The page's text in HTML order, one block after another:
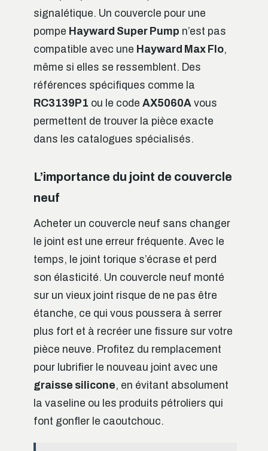
signalétique. Un couvercle pour une
pompe Hayward Super Pump n’est pas
compatible avec une Hayward Max Flo,
même si elles se ressemblent. Des
références spécifiques comme la
RC3139P1 ou le code AX5060A vous
permettent de trouver la pièce exacte
dans les catalogues spécialisés.
L’importance du joint de couvercle
neuf
Acheter un couvercle neuf sans changer
le joint est une erreur fréquente. Avec le
temps, le joint torique s’écrase et perd
son élasticité. Un couvercle neuf monté
sur un vieux joint risque de ne pas être
étanche, ce qui vous poussera à serrer
plus fort et à recréer une fissure sur votre
pièce neuve. Profitez du remplacement
pour lubrifier le nouveau joint avec une
graisse silicone, en évitant absolument
la vaseline ou les produits pétroliers qui
font gonfler le caoutchouc.